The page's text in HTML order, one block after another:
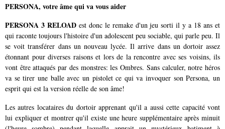
PERSONA, votre âme qui va vous aider
PERSONA 3 RELOAD est donc le remake d'un jeu sorti il y a 18 ans et
qui raconte toujours l'histoire d'un adolescent peu sociable, qui parle peu. Il
se voit transférer dans un nouveau lycée. Il arrive dans un dortoir assez
étonnant pour diverses raisons et lors de la rencontre avec ses voisins, ils
vont être attaqués par des monstres: les Ombres. Sans calculer, notre héros
va se tirer une balle avec un pistolet ce qui va invoquer son Persona, un
esprit qui est la version réelle de son âme!
Les autres locataires du dortoir apprenant qu'il a aussi cette capacité vont
lui expliquer et montrer qu'il existe une heure supplémentaire après minuit